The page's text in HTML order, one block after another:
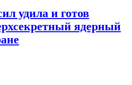
удила и готов
ядерный